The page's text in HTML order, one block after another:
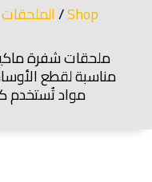
Shop
/الملحقات
مناسبة لقطع
مواد تُستخدم